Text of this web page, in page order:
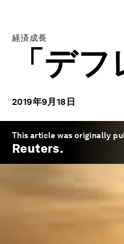
経済成長
「デ
2019年9月18日
This article was originally
Reuters.